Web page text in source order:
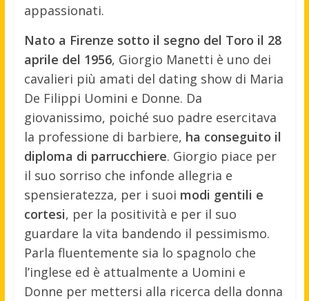
appassionati.
Nato a Firenze sotto il segno del Toro il 28
aprile del 1956, Giorgio Manetti è uno dei
cavalieri più amati del dating show di Maria
De Filippi Uomini e Donne. Da
giovanissimo, poiché suo padre esercitava
la professione di barbiere, ha conseguito il
diploma di parrucchiere. Giorgio piace per
il suo sorriso che infonde allegria e
spensieratezza, per i suoi modi gentili e
cortesi, per la positività e per il suo
guardare la vita bandendo il pessimismo.
Parla fluentemente sia lo spagnolo che
l’inglese ed è attualmente a Uomini e
Donne per mettersi alla ricerca della donna